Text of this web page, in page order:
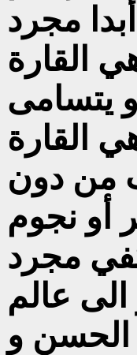
مجرد
القارة
يتسامى
القارة
من دون
مجرد
الى عالم
الحسن و